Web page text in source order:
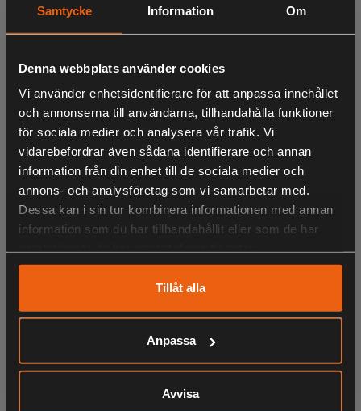
Samtycke Information Om
Denna webbplats använder cookies
Vi använder enhetsidentifierare för att anpassa innehållet
och annonserna till användarna, tillhandahålla funktioner
för sociala medier och analysera vår trafik. Vi
vidarebefordrar även sådana identifierare och annan
information från din enhet till de sociala medier och
annons- och analysföretag som vi samarbetar med.
Dessa kan i sin tur kombinera informationen med annan
information som du har tillhandahållit eller som de har
Tillåt alla
Anpassa
Avvisa
4 fasta lägen
- 2 LED lampor för maximal synlighet under arbetet
- Max. kapacitet vid 90°: 110 mm x 300 mm
- Levereras med 48T TCT klinga, virkesklämmor och
dammuppsamlare
LIKNANDE PRODUKTER